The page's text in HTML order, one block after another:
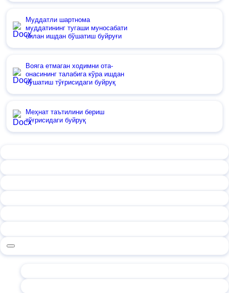
Муддатли шартнома
муддатининг тугаши муносабати
билан ишдан бўшатиш буйруғи
Вояга етмаган ходимни ота-
онасининг талабига кўра ишдан
бўшатиш тўғрисидаги буйруқ
Меҳнат таътилини бериш
тўғрисидаги буйруқ